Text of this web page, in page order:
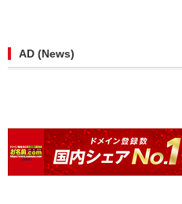
AD (News)